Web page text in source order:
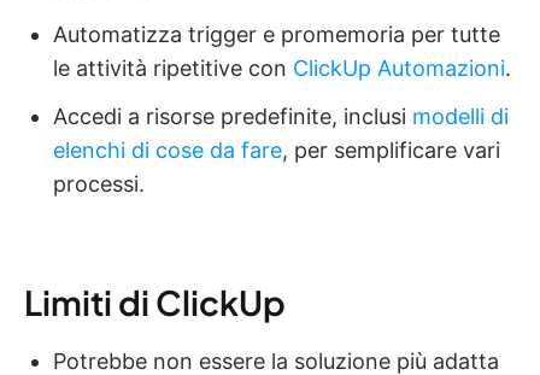
Automatizza trigger e promemoria per tutte
le attività ripetitive con ClickUp Automazioni.
Accedi a risorse predefinite, inclusi modelli di
elenchi di cose da fare, per semplificare vari
processi.
Limiti di ClickUp
Potrebbe non essere la soluzione più adatta